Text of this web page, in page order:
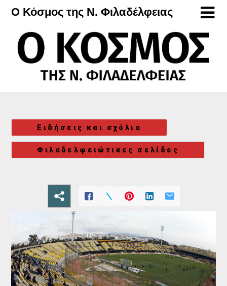
Μετάβαση
περιεχόμενο
Ο Κόσμος της Ν. Φιλαδέλφειας
Ειδήσεις και σχόλια
Φιλαδελφειώτικες σελίδες